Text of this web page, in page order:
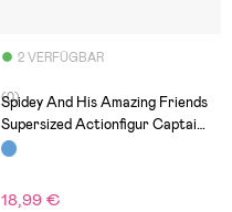
2 VERFÜGBAR
(0)
Spidey And His Amazing Friends
Supersized Actionfigur Captain
America: Steve Rogers
18,99 €